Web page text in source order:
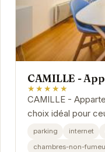
CAMILLE -
★★★★★
CAMILLE -
choix idéal pour
confortable et
parking internet
chambres-non-